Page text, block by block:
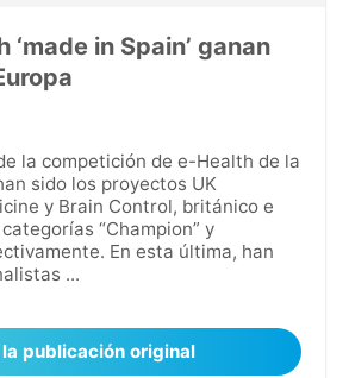
‘made in Spain’ ganan
la competición de e-Health de la
sido los proyectos UK
y Brain Control, británico e
“Champion” y
En esta última, han
...
la publicación original